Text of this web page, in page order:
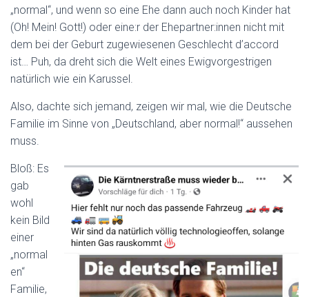
„normal“, und wenn so eine Ehe dann auch noch Kinder hat
(Oh! Mein! Gott!) oder eine:r der Ehepartner:innen nicht mit
dem bei der Geburt zugewiesenen Geschlecht d’accord
ist… Puh, da dreht sich die Welt eines Ewigvorgestrigen
natürlich wie ein Karussel.
Also, dachte sich jemand, zeigen wir mal, wie die Deutsche
Familie im Sinne von „Deutschland, aber normal!“ aussehen
muss.
Bloß: Es
gab
wohl
kein Bild
einer
„normal
en“
Familie,